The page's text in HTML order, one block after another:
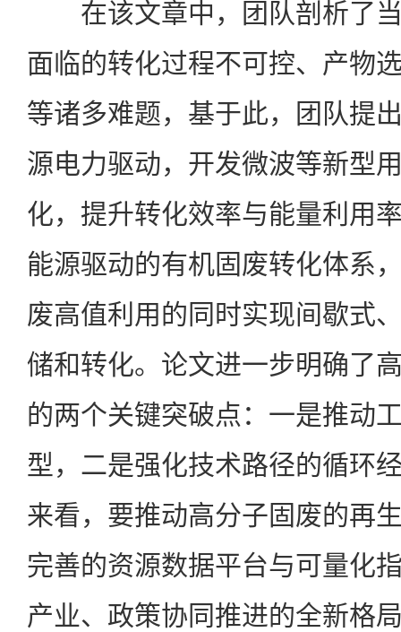
在该文章中，团队剖析了当
面临的转化过程不可控、产物
等诸多难题，基于此，团队提
源电力驱动，开发微波等新型
化，提升转化效率与能量利用
能源驱动的有机固废转化体系
废高值利用的同时实现间歇式
储和转化。论文进一步明确了
的两个关键突破点：一是推动
型，二是强化技术路径的循环
来看，要推动高分子固废的再
完善的资源数据平台与可量化
产业、政策协同推进的全新格